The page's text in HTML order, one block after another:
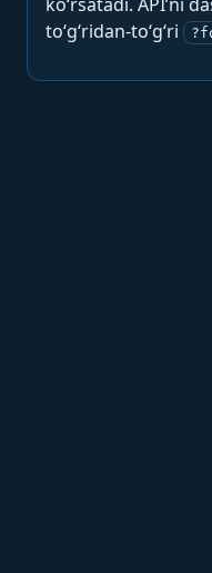
to‘g‘ridan-to‘g‘ri